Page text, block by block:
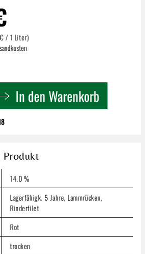
/ 1 Liter)
den gewünschten Wert ein oder
In den Warenkorb
D.O.C.G.
€ / 1 Liter)
den gewünschten Wert ein oder
In den Warenkorb
Produkt
14.0 %
Lagerfähigk. 5 Jahre, Lammrücken,
Rinderfilet
Rot
trocken